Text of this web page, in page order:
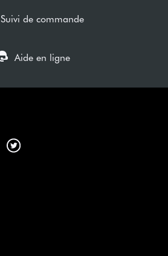
Suivi de commande
Aide en ligne